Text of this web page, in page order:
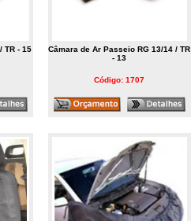
TR - 15
Câmara de Ar Passeio RG 13/14 / TR
- 13
Código: 1707